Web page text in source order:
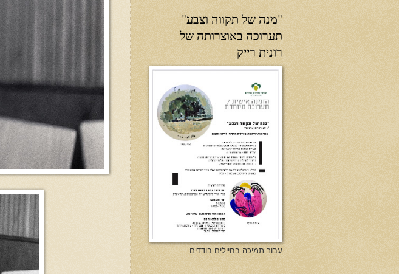
"מנה של תקווה וצבע"
תערוכה באוצרותה של
רונית רייק
עבור תמיכה בחיילים בודדים.